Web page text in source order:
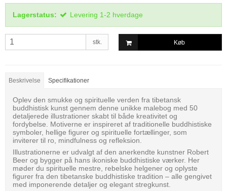
Lagerstatus: Levering 1-2 hverdage
stk. Køb
Beskrivelse Specifikationer
Oplev den smukke og spirituelle verden fra tibetansk
buddhistisk kunst gennem denne unikke malebog med 50
detaljerede illustrationer skabt til både kreativitet og
fordybelse. Motiverne er inspireret af traditionelle buddhistiske
symboler, hellige figurer og spirituelle fortællinger, som
inviterer til ro, mindfulness og refleksion.
Illustrationerne er udvalgt af den anerkendte kunstner Robert
Beer og bygger på hans ikoniske buddhistiske værker. Her
møder du spirituelle mestre, rebelske helgener og oplyste
figurer fra den tibetanske buddhistiske tradition – alle gengivet
med imponerende detaljer og elegant stregkunst.